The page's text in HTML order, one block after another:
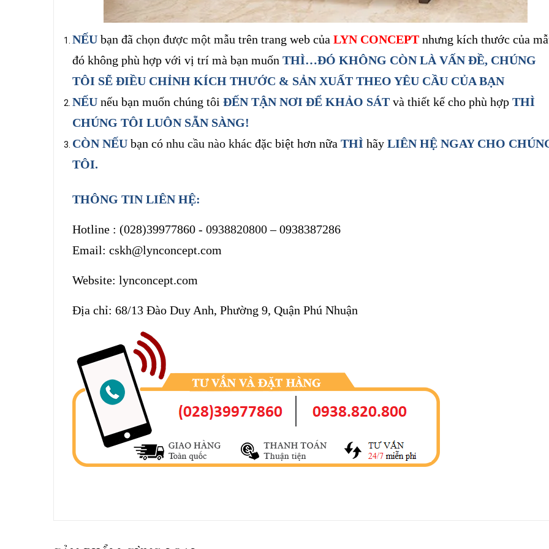
NẾU bạn đã chọn được một mẫu trên trang web của LYN CONCEPT nhưng kích thước của
đó không phù hợp với vị trí mà bạn muốn THÌ…ĐÓ KHÔNG CÒN LÀ VẤN ĐỀ, CHÚNG
TÔI SẼ ĐIỀU CHỈNH KÍCH THƯỚC & SẢN XUẤT THEO YÊU CẦU CỦA BẠN
NẾU nếu bạn muốn chúng tôi ĐẾN TẬN NƠI ĐỂ KHẢO SÁT và thiết kế cho phù hợp THÌ
CHÚNG TÔI LUÔN SẴN SÀNG!
CÒN NẾU bạn có nhu cầu nào khác đặc biệt hơn nữa THÌ hãy LIÊN HỆ NGAY CHO
TÔI.
THÔNG TIN LIÊN HỆ:
Hotline : (028)39977860 - 0938820800 – 0938387286
Email: cskh@lynconcept.com
Website: lynconcept.com
Địa chỉ: 68/13 Đào Duy Anh, Phường 9, Quận Phú Nhuận